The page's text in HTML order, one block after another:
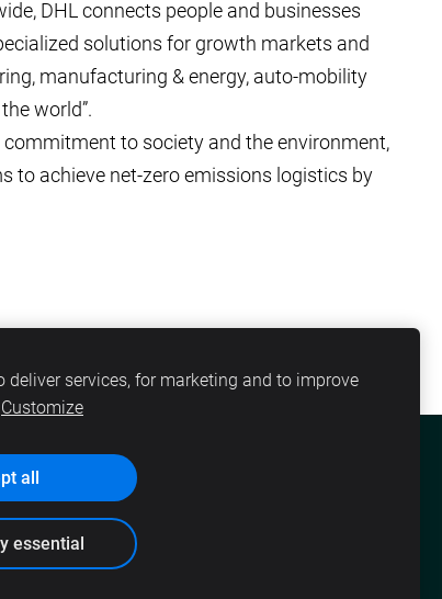
DHL connects people and businesses
solutions for growth markets and
manufacturing & energy, auto-mobility
world”.
to society and the environment,
to achieve net-zero emissions logistics by
PAR MUMS
deliver services, for marketing and to improve
Customize
all
essential